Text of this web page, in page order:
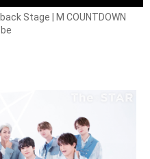
Stage | M COUNTDOWN